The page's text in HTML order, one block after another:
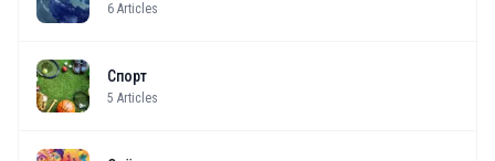
6 Articles
Спорт
5 Articles